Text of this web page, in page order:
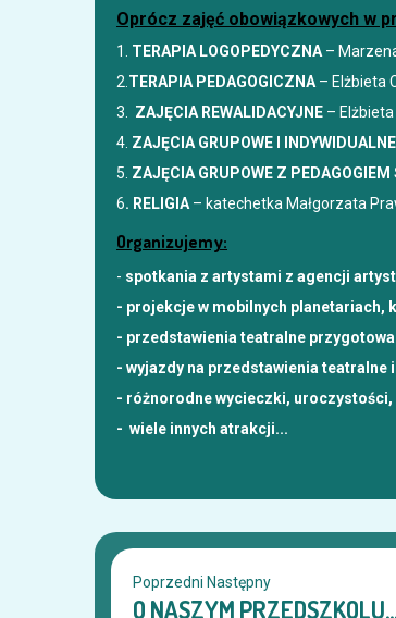
Oprócz zajęć obowiązkowych w
1. TERAPIA LOGOPEDYCZNA –
2. TERAPIA PEDAGOGICZNA – Elżbieta
3. ZAJĘCIA REWALIDACYJNE –
4. ZAJĘCIA GRUPOWE I
5. ZAJĘCIA GRUPOWE Z PEDAGOGIEM
6. RELIGIA – katechetka Małgorzata
Organizujemy:
- spotkania z artystami z agencji
- projekcje w mobilnych planetariach,
- przedstawienia teatralne
- wyjazdy na przedstawienia
- różnorodne wycieczki, uroczystości,
- wiele innych atrakcji...
Poprzedni Następny
O NASZYM